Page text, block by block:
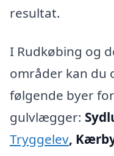
resultat.
I Rudkøbing og
områder kan du
følgende byer
gulvlægger:
Tryggelev,